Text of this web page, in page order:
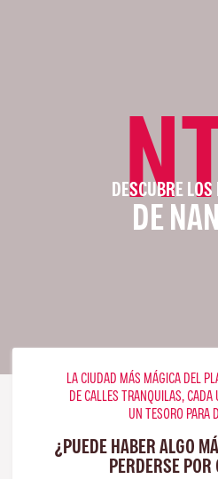
DESCUBRE
DE
LA CIUDAD MÁS MÁGICA DEL
DE CALLES TRANQUILAS,
UN TESORO PARA
¿PUEDE HABER ALGO
PERDERSE POR